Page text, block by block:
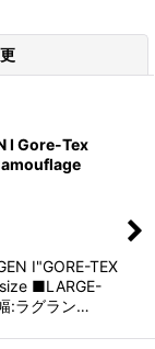
I Gore-Tex
I"GORE-TEX
■LARGE-
:ラグラン…